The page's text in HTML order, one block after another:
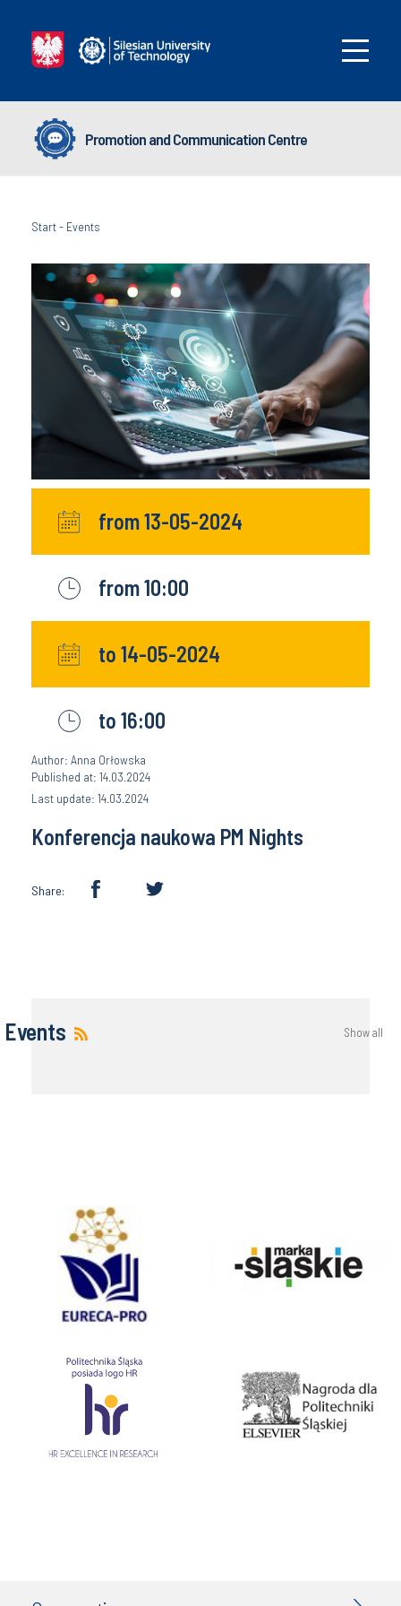
Promotion and Communication Centre
Start- Events
from 13-05-2024
from 10:00
to 14-05-2024
to 16:00
Author: Anna Orłowska
Published at: 14.03.2024
Last update: 14.03.2024
Konferencja naukowa PM Nights
Share:
Events Show all